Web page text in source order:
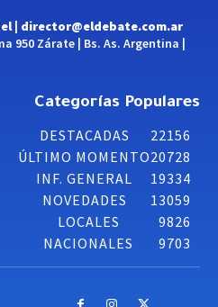
| director@eldebate.com.ar
950 Zárate | Bs. As. Argentina |
Categorías Populares
DESTACADAS
22156
ÚLTIMO MOMENTO20728
INF. GENERAL
19334
NOVEDADES
13059
LOCALES
9826
NACIONALES
9703